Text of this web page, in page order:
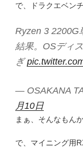
で、ドラクエベン
Ryzen 3 2200G
結果。OSディ
ぎ
— OSAKANA
月10日
まぁ、そんなもんか
で、マイニング用